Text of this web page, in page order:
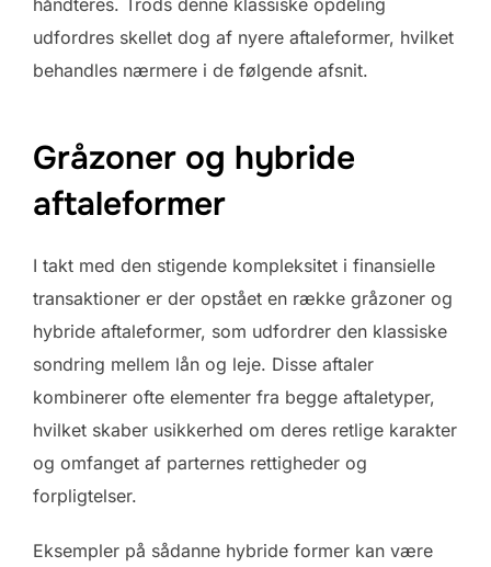
udfordres skellet dog af nyere aftaleformer, hvilket
behandles nærmere i de følgende afsnit.
Gråzoner og hybride
aftaleformer
I takt med den stigende kompleksitet i finansielle
transaktioner er der opstået en række gråzoner og
hybride aftaleformer, som udfordrer den klassiske
sondring mellem lån og leje. Disse aftaler
kombinerer ofte elementer fra begge aftaletyper,
hvilket skaber usikkerhed om deres retlige karakter
og omfanget af parternes rettigheder og
forpligtelser.
Eksempler på sådanne hybride former kan være